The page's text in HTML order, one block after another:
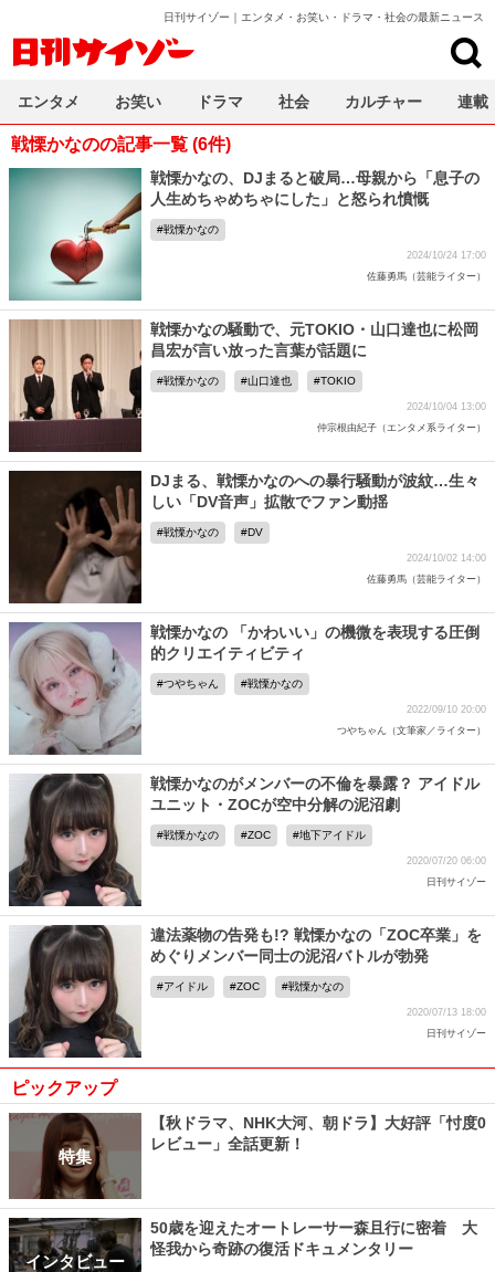
日刊サイゾー｜エンタメ・お笑い・ドラマ・社会の最新ニュース
戦慄かなのの記事一覧 (6件)
戦慄かなの、DJまると破局…母親から「息子の
人生めちゃめちゃにした」と怒られ憤慨
戦慄かなの
2024/10/24 17:00
佐藤勇馬（芸能ライター）
戦慄かなの騒動で、元TOKIO・山口達也に松岡
昌宏が言い放った言葉が話題に
戦慄かなの 山口達也 TOKIO
2024/10/04 13:00
仲宗根由紀子（エンタメ系ライター）
DJまる、戦慄かなのへの暴行騒動が波紋…生々
しい「DV音声」拡散でファン動揺
戦慄かなの DV
2024/10/02 14:00
佐藤勇馬（芸能ライター）
戦慄かなの 「かわいい」の機微を表現する圧倒
的クリエイティビティ
つやちゃん 戦慄かなの
2022/09/10 20:00
つやちゃん（文筆家／ライター）
戦慄かなのがメンバーの不倫を暴露？ アイドル
ユニット・ZOCが空中分解の泥沼劇
戦慄かなの ZOC 地下アイドル
2020/07/20 06:00
日刊サイゾー
違法薬物の告発も!? 戦慄かなの「ZOC卒業」を
めぐりメンバー同士の泥沼バトルが勃発
アイドル ZOC 戦慄かなの
2020/07/13 18:00
日刊サイゾー
ピックアップ
特集
【秋ドラマ、NHK大河、朝ドラ】大好評「忖度0
レビュー」全話更新！
インタビュー
50歳を迎えたオートレーサー森且行に密着 大
怪我から奇跡の復活ドキュメンタリー
エンタメ お笑い ドラマ 社会 カルチャー 連載